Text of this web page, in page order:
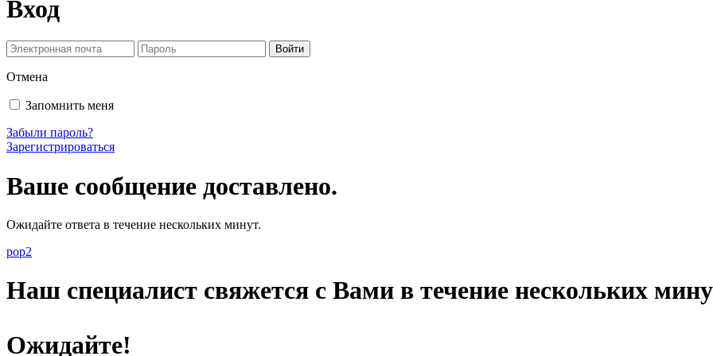
Вход
Отмена
Запомнить меня
Забыли пароль?
Зарегистрироваться
Ваше сообщение доставлено.
Ожидайте ответа в течение нескольких минут.
pop2
Наш специалист свяжется с Вами в течение нескольких
Ожидайте!